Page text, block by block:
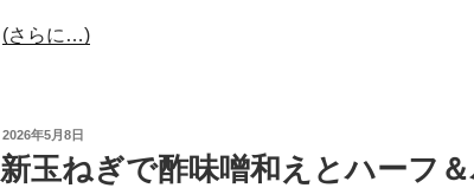
(さらに…)
投
稿
日:
2026年5月8日
新玉ねぎで酢味噌和えとハーフ